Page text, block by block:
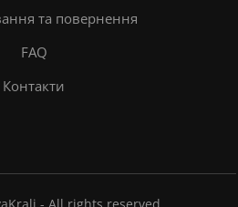
та повернення
FAQ
Контакти